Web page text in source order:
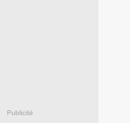
Publicité